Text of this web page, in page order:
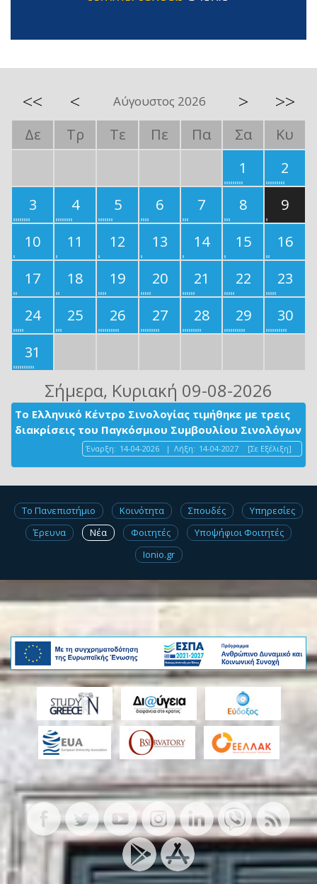
<< < Αύγουστος 2026 > >>
Δε Τρ Τε Πε Πα Σα
Κυ
1
2
3
4 5 6 7 8
9
10
11 12 13 14 15
16
17
18 19 20 21 22
23
24
25 26 27 28 29
30
31
Σήμερα, Κυριακή 09-08-2026
Το Ελληνικό Κέντρο Σινολογίας τιμήθηκε με τρεις
διακρίσεις του Παγκόσμιου Συμβουλίου Σινολόγων
Έναρξη: 14-04-2026 | Λήξη: 14-04-2027 [Σε Εξέλιξη]
Το Πανεπιστήμιο Κοινότητα Σπουδές
Υπηρεσίες
Έρευνα
Νέα Φοιτητές
Υποψήφιοι Φοιτητές
Ionio.gr